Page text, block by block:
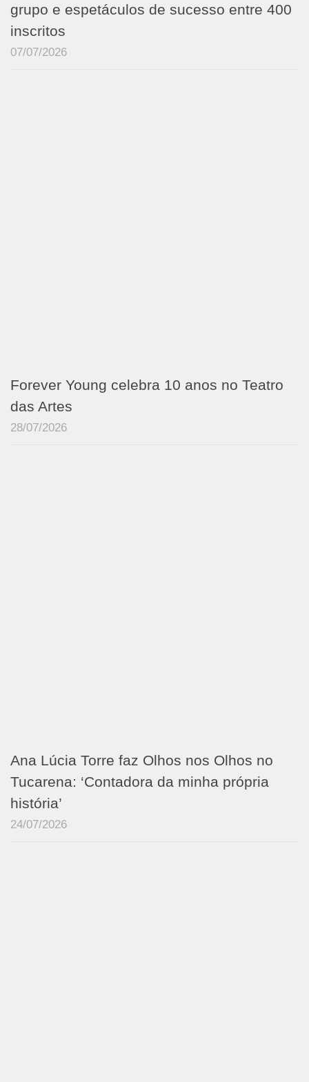
grupo e espetáculos de sucesso entre 400
inscritos
07/07/2026
Forever Young celebra 10 anos no Teatro
das Artes
28/07/2026
Ana Lúcia Torre faz Olhos nos Olhos no
Tucarena: ‘Contadora da minha própria
história’
24/07/2026